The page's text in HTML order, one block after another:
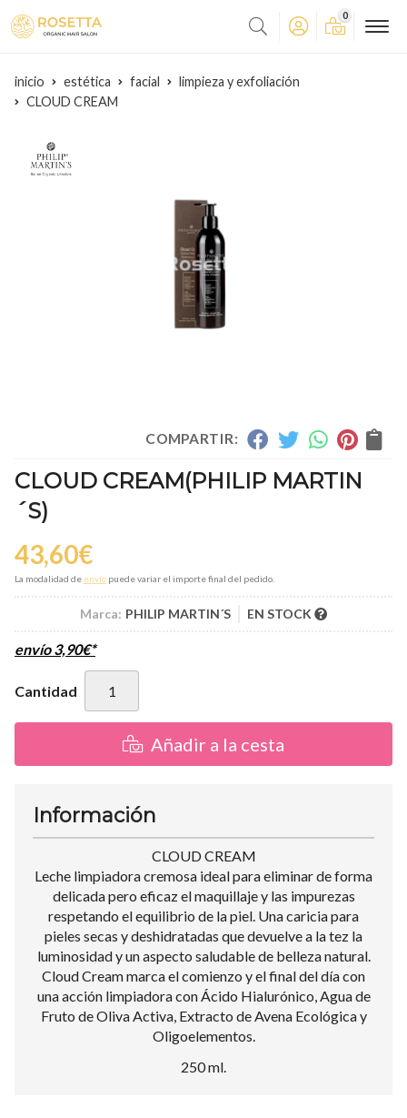
0
inicio estética facial
limpieza y exfoliación
CLOUD CREAM
COMPARTIR:
CLOUD CREAM(PHILIP MARTIN
´S)
43,60€
La modalidad de envío puede variar el importe final del pedido.
Marca: PHILIP MARTIN´S EN STOCK
envío3,90€*
Cantidad
Añadir a la cesta
Información
CLOUD CREAM
Leche limpiadora cremosa ideal para eliminar de forma
delicada pero eficaz el maquillaje y las impurezas
respetando el equilibrio de la piel. Una caricia para
pieles secas y deshidratadas que devuelve a la tez la
luminosidad y un aspecto saludable de belleza natural.
Cloud Cream marca el comienzo y el final del día con
una acción limpiadora con Ácido Hialurónico, Agua de
Fruto de Oliva Activa, Extracto de Avena Ecológica y
Oligoelementos.
250 ml.